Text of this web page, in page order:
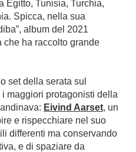
Egitto, Tunisia, Turchia,
Spicca, nella sua
album del 2021
ha raccolto grande
set della serata sul
maggiori protagonisti della
Eivind Aarset, un
e rispecchiare nel suo
differenti ma conservando
e di spaziare da